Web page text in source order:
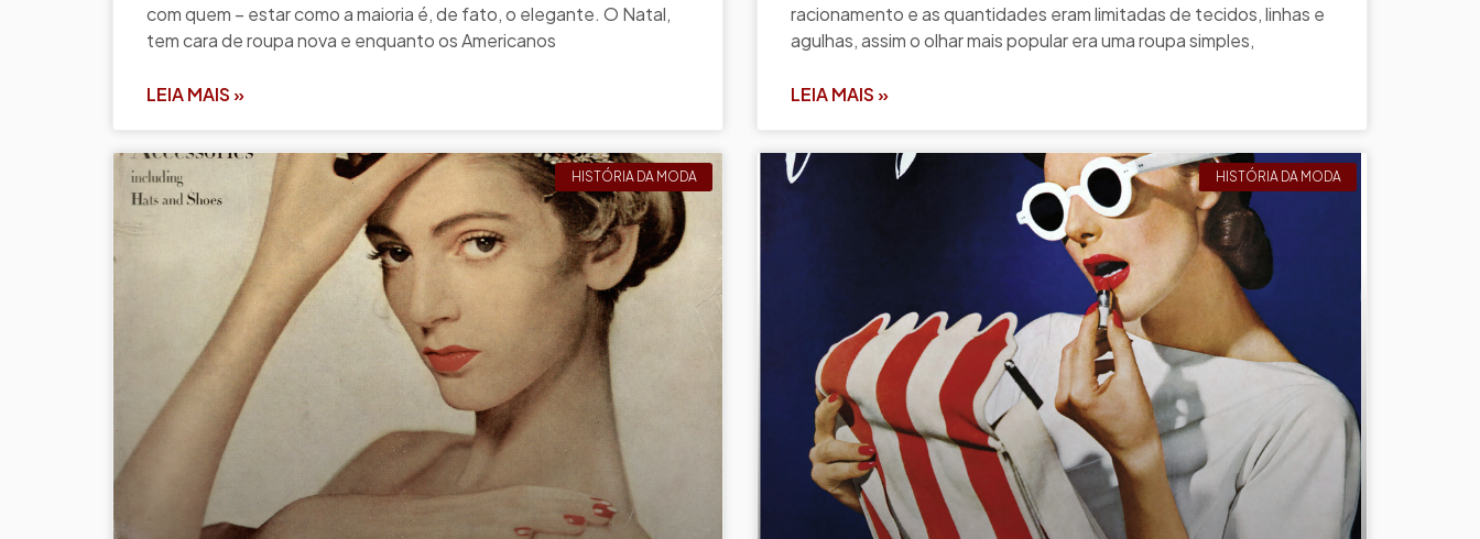
com quem – estar como a maioria é, de fato, o elegante. O Natal,
tem cara de roupa nova e enquanto os Americanos
LEIA MAIS »
racionamento e as quantidades eram limitadas de tecidos, linhas e
agulhas, assim o olhar mais popular era uma roupa simples,
LEIA MAIS »
HISTÓRIA DA MODA HISTÓRIA DA MODA